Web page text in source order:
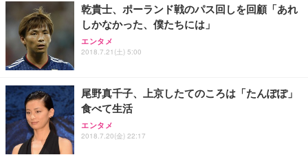
乾貴士、ポーランド戦のパス回しを回顧「あれ
しかなかった、僕たちには」
エンタメ
2018.7.21(土) 5:00
尾野真千子、上京したてのころは「たんぽぽ」
食べて生活
エンタメ
2018.7.20(金) 22:17